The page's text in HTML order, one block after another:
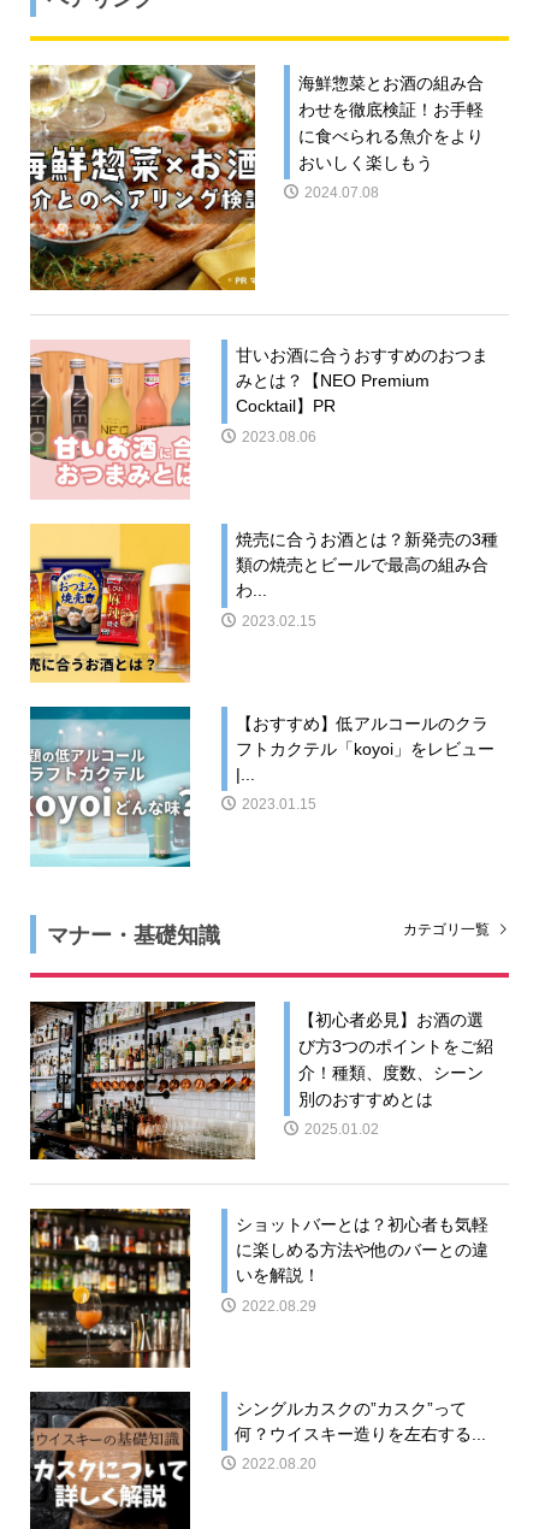
海鮮惣菜とお酒の組み合
わせを徹底検証！お手軽
に食べられる魚介をより
おいしく楽しもう
2024.07.08
甘いお酒に合うおすすめのおつま
みとは？【NEO Premium
Cocktail】PR
2023.08.06
焼売に合うお酒とは？新発売の3種
類の焼売とビールで最高の組み合
わ...
2023.02.15
【おすすめ】低アルコールのクラ
フトカクテル「koyoi」をレビュー
|...
2023.01.15
マナー・基礎知識 カテゴリ一覧
【初心者必見】お酒の選
び方3つのポイントをご紹
介！種類、度数、シーン
別のおすすめとは
2025.01.02
ショットバーとは？初心者も気軽
に楽しめる方法や他のバーとの違
いを解説！
2022.08.29
シングルカスクの”カスク”って
何？ウイスキー造りを左右する...
2022.08.20